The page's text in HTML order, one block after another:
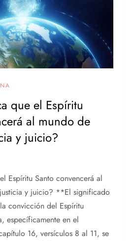
que el Espíritu
al mundo de
y juicio?
Espíritu Santo convencerá al
y juicio? **El significado
convicción del Espíritu
específicamente en el
16, versículos 8 al 11, se